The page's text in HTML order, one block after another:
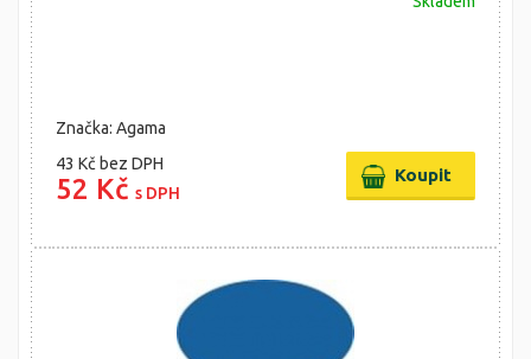
Značka: Agama
43 Kč bez DPH
52 Kč s DPH